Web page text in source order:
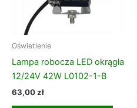
Oświetlenie
Lampa robocza LED okrągła
12/24V 42W L0102-1-B
63,00zł